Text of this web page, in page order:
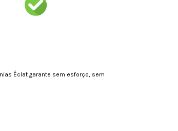
Éclat garante sem esforço, sem